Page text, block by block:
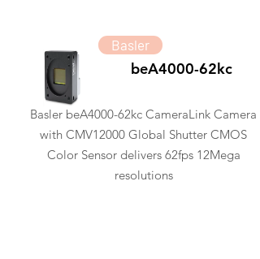
Basler
beA4000-62kc
Basler beA4000-62kc CameraLink Camera
with CMV12000 Global Shutter CMOS
Color Sensor delivers 62fps 12Mega
resolutions